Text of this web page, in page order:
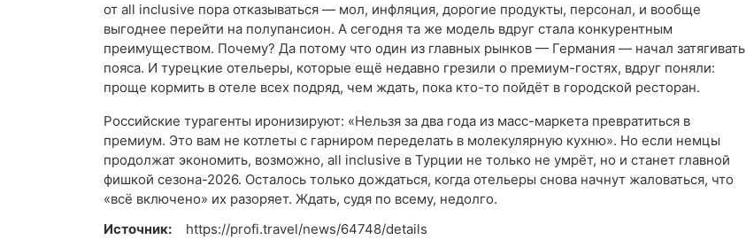
от all inclusive пора отказываться — мол, инфляция, дорогие продукты, персонал, и вообще
выгоднее перейти на полупансион. А сегодня та же модель вдруг стала конкурентным
преимуществом. Почему? Да потому что один из главных рынков — Германия — начал затягивать
пояса. И турецкие отельеры, которые ещё недавно грезили о премиум-гостях, вдруг поняли:
проще кормить в отеле всех подряд, чем ждать, пока кто-то пойдёт в городской ресторан.
Российские турагенты иронизируют: «Нельзя за два года из масс-маркета превратиться в
премиум. Это вам не котлеты с гарниром переделать в молекулярную кухню». Но если немцы
продолжат экономить, возможно, all inclusive в Турции не только не умрёт, но и станет главной
фишкой сезона-2026. Осталось только дождаться, когда отельеры снова начнут жаловаться, что
«всё включено» их разоряет. Ждать, судя по всему, недолго.
Источник:
https://profi.travel/news/64748/details